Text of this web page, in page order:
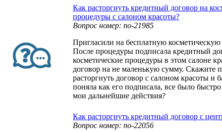
Как расторгнуть кредитный договор на
процедуры с салоном красоты?
Вопрос номер: no-21985
Пригласили на бесплатную
После процедуры подписала кредитный
косметические процедуры в этом салоне
договор на не маленькую сумму. Скажите
расторгнуть договор с салоном красоты и
поняла как его подписала, все было
мои дальнейшие действия?
Как расторгнуть кредитный договор с
Вопрос номер: no-22056